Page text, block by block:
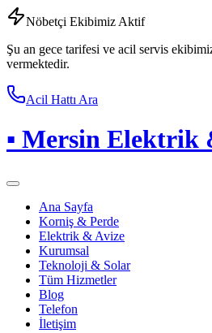
Nöbetçi Ekibimiz Aktif
Şu an gece tarifesi ve acil servis
vermektedir.
Acil Hattı Ara
▪ Mersin Elektrik
Ana Sayfa
Korniş & Perde
Elektrik & Avize
Kurumsal
Teknoloji & Solar
Tüm Hizmetler
Blog
Telefon
İletişim